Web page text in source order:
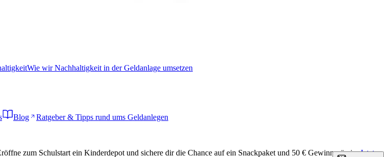
Wie wir Nachhaltigkeit in der Geldanlage umsetzen
Blog
Ratgeber & Tipps rund ums Geldanlegen
zum Schulstart ein Kinderdepot und sichere dir die Chance auf ein Snackpaket und 50 € Gewinnprämie. Jetzt